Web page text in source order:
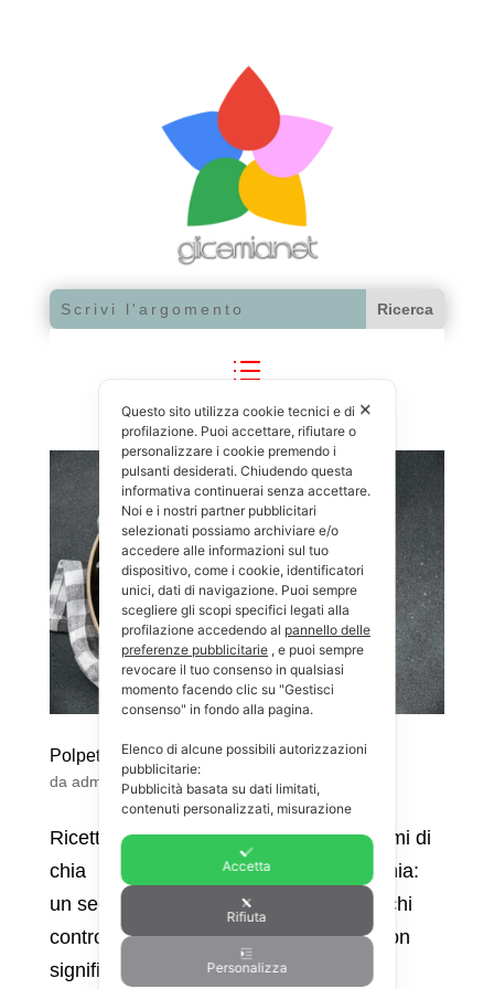
Polpette di cavolfiore e semi di chia
da admin |Ott 28, 2024| Ricette ,Secondi
Ricetta delle polpette di cavolfiore e semi di
chia Polpette di cavolfiore e semi di chia:
un secondo piatto sano e saporito per chi
controlla la glicemia! Mangiare sano non
significa rinunciare al gusto! Le nostre
✕
Questo sito utilizza cookie tecnici e di
profilazione. Puoi accettare, rifiutare o
personalizzare i cookie premendo i
pulsanti desiderati. Chiudendo questa
informativa continuerai senza accettare.
Noi e i nostri partner pubblicitari
selezionati possiamo archiviare e/o
accedere alle informazioni sul tuo
dispositivo, come i cookie, identificatori
unici, dati di navigazione. Puoi sempre
scegliere gli scopi specifici legati alla
profilazione accedendo al pannello delle
preferenze pubblicitarie, e puoi sempre
revocare il tuo consenso in qualsiasi
momento facendo clic su "Gestisci
consenso" in fondo alla pagina.
Elenco di alcune possibili autorizzazioni
pubblicitarie:
Pubblicità basata su dati limitati,
contenuti personalizzati, misurazione
annunci, ricerche sul pubblico e sviluppo
Puoi consultare: la nostra lista di1725
partner pubblicitari.
Accetta
Rifiuta
Personalizza